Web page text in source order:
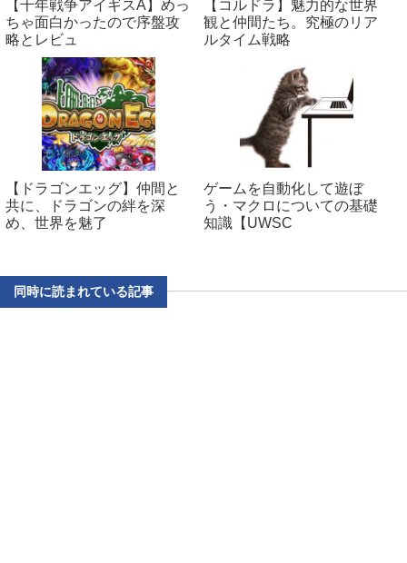
【千年戦争アイギスA】めっ
ちゃ面白かったので序盤攻
略とレビュ
【コルドラ】魅力的な世界
観と仲間たち。究極のリア
ルタイム戦略
【ドラゴンエッグ】仲間と
共に、ドラゴンの絆を深
め、世界を魅了
ゲームを自動化して遊ぼ
う・マクロについての基礎
知識【UWSC
同時に読まれている記事